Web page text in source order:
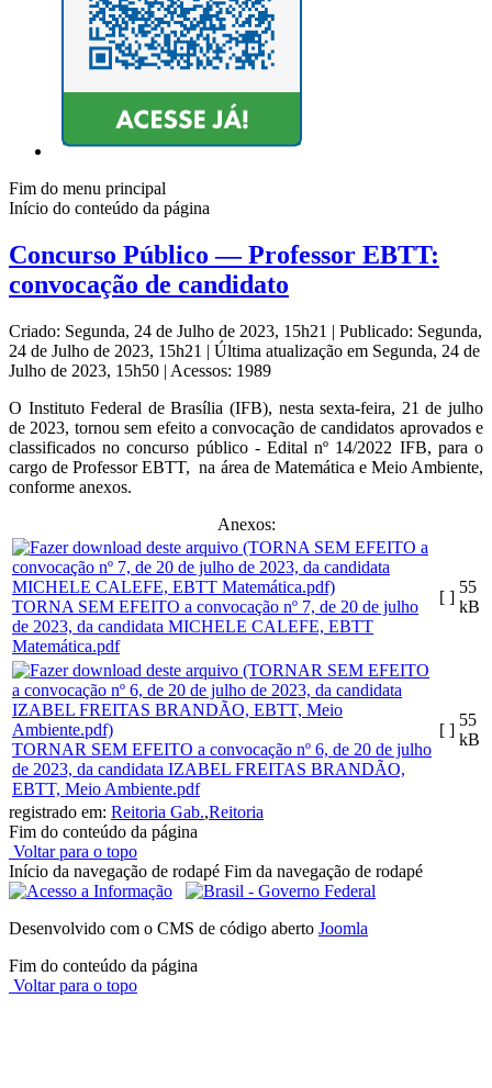
Fim do menu principal
Início do conteúdo da página
Concurso Público — Professor EBTT:
convocação de candidato
Criado: Segunda, 24 de Julho de 2023, 15h21 | Publicado: Segunda,
24 de Julho de 2023, 15h21 | Última atualização em Segunda, 24 de
Julho de 2023, 15h50 | Acessos: 1989
O Instituto Federal de Brasília (IFB), nesta sexta-feira, 21 de julho
de 2023, tornou sem efeito a convocação de candidatos aprovados e
classificados no concurso público - Edital nº 14/2022 IFB, para o
cargo de Professor EBTT, na área de Matemática e Meio Ambiente,
conforme anexos.
Anexos:
TORNA SEM EFEITO a convocação nº 7, de 20 de julho
de 2023, da candidata MICHELE CALEFE, EBTT
Matemática.pdf
[ ]
55
kB
TORNAR SEM EFEITO a convocação nº 6, de 20 de julho
de 2023, da candidata IZABEL FREITAS BRANDÃO,
EBTT, Meio Ambiente.pdf
[ ]
55
kB
registrado em: Reitoria Gab.,Reitoria
Fim do conteúdo da página
Voltar para o topo
Início da navegação de rodapé Fim da navegação de rodapé
Desenvolvido com o CMS de código aberto Joomla
Fim do conteúdo da página
Voltar para o topo